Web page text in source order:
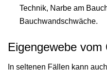
Technik, Narbe am
Bauchwandschwäche.
Eigengewebe vom
In seltenen Fällen kann